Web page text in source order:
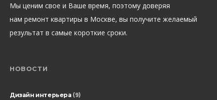
Мы ценим свое и Ваше время, поэтому доверяя
нам ремонт квартиры в Москве, вы получите желаемый
результат в самые короткие сроки.
НОВОСТИ
Дизайн интерьера (9)